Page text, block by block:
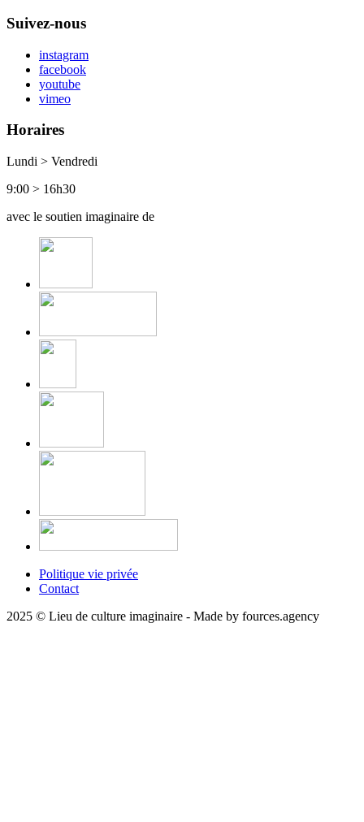
Suivez-nous
instagram
facebook
youtube
vimeo
Horaires
Lundi > Vendredi
9:00 > 16h30
avec le soutien imaginaire de
Politique vie privée
Contact
2025 © Lieu de culture imaginaire - Made by fources.agency